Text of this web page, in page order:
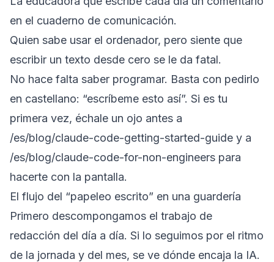
en el cuaderno de comunicación.
Quien sabe usar el ordenador, pero siente que
escribir un texto desde cero se le da fatal.
No hace falta saber programar. Basta con pedirlo
en castellano: “escríbeme esto así”. Si es tu
primera vez, échale un ojo antes a
/es/blog/claude-code-getting-started-guide y a
/es/blog/claude-code-for-non-engineers para
hacerte con la pantalla.
El flujo del “papeleo escrito” en una guardería
Primero descompongamos el trabajo de
redacción del día a día. Si lo seguimos por el ritmo
de la jornada y del mes, se ve dónde encaja la IA.